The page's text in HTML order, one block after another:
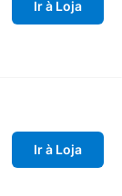
Ir à Loja
Ir à Loja